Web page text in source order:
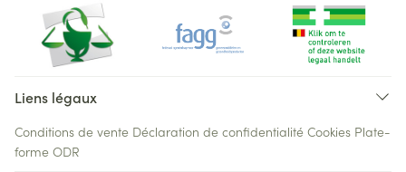
Liens légaux
Conditions de vente Déclaration de confidentialité Cookies Plate-
forme ODR